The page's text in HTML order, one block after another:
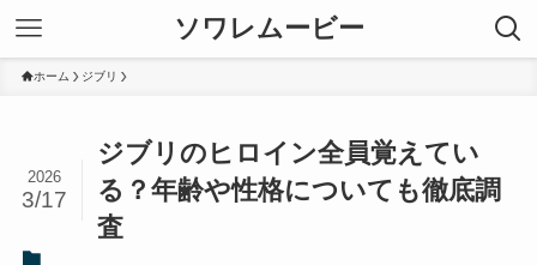
ソワレムービー
ホーム ジブリ
ジブリのヒロイン全員覚えてい
る？年齢や性格についても徹底調
査
2026
3/17